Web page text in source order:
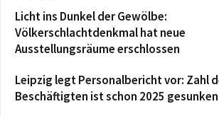
Licht ins Dunkel der Gewölbe:
Völkerschlachtdenkmal hat neue
Ausstellungsräume erschlossen
Leipzig legt Personalbericht vor: Zahl
Beschäftigten ist schon 2025 gesunken